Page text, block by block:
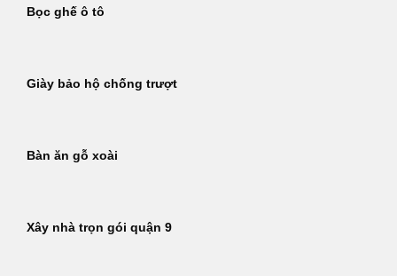
Bọc ghế ô tô
Giày bảo hộ chống trượt
Bàn ăn gỗ xoài
Xây nhà trọn gói quận 9